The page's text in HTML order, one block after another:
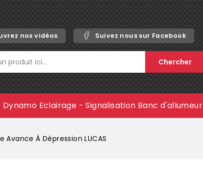
nos vidéos Suivez nous sur Facebook
Chercher
Dynamo Eclairage - Signalisation Banc d'allumeur
Avance À Dépression LUCAS